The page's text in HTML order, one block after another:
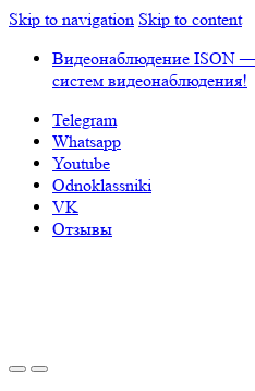
Skip to navigation Skip to content
Видеонаблюдение ISON
систем видеонаблюдения!
Telegram
Whatsapp
Youtube
Odnoklassniki
VK
Отзывы